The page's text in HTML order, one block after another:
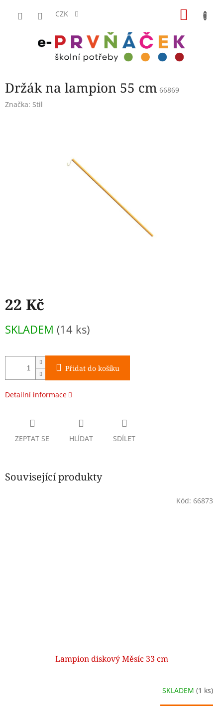
CZK
Držák na lampion 55 cm 66869
Značka: Stil
22 Kč
cena:
SKLADEM (14 ks)
Přidat do košíku
Detailní informace
ZEPTAT SE HLÍDAT SDÍLET
Související produkty
Lampion diskový Měsíc 33 cm
SKLADEM (1 ks)
Kód: 66873